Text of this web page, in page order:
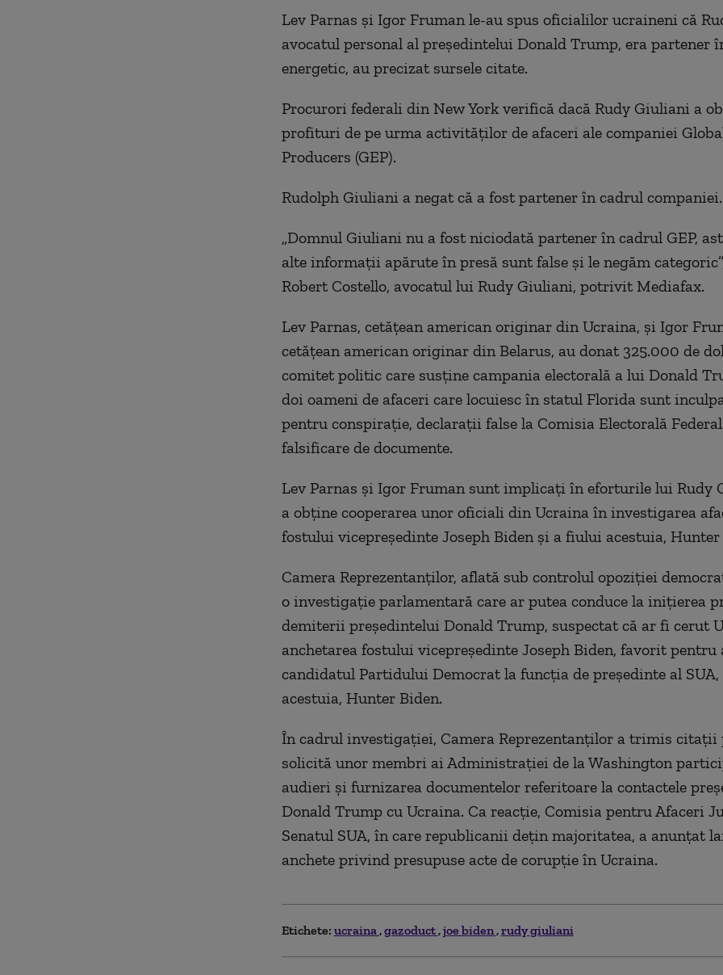
Lev Parnas şi Igor Fruman le-au spus oficialilor ucraineni că
avocatul personal al preşedintelui Donald Trump, era partener
energetic, au precizat sursele citate.
Procurori federali din New York verifică dacă Rudy Giuliani a
profituri de pe urma activităţilor de afaceri ale companiei
Producers (GEP).
Rudolph Giuliani a negat că a fost partener în cadrul companiei.
„Domnul Giuliani nu a fost niciodată partener în cadrul GEP,
alte informaţii apărute în presă sunt false şi le negăm
Robert Costello, avocatul lui Rudy Giuliani, potrivit Mediafax.
Lev Parnas, cetăţean american originar din Ucraina, şi Igor
cetăţean american originar din Belarus, au donat 325.000 de
comitet politic care susţine campania electorală a lui Donald
doi oameni de afaceri care locuiesc în statul Florida sunt
pentru conspiraţie, declaraţii false la Comisia Electorală
falsificare de documente.
Lev Parnas şi Igor Fruman sunt implicaţi în eforturile lui Rudy
a obţine cooperarea unor oficiali din Ucraina în investigarea
fostului vicepreşedinte Joseph Biden şi a fiului acestuia, Hunter
Camera Reprezentanţilor, aflată sub controlul opoziţiei
o investigaţie parlamentară care ar putea conduce la iniţierea
demiterii președintelui Donald Trump, suspectat că ar fi cerut
anchetarea fostului vicepreşedinte Joseph Biden, favorit pentru
candidatul Partidului Democrat la funcţia de preşedinte al
acestuia, Hunter Biden.
În cadrul investigaţiei, Camera Reprezentanţilor a trimis citaţii
solicită unor membri ai Administraţiei de la Washington
audieri şi furnizarea documentelor referitoare la contactele
Donald Trump cu Ucraina. Ca reacţie, Comisia pentru Afaceri
Senatul SUA, în care republicanii deţin majoritatea, a anunţat
anchete privind presupuse acte de corupţie în Ucraina.
Etichete: ucraina gazoduct joe biden rudy giuliani